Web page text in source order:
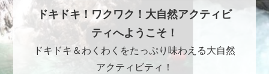
ドキドキ！ワクワク！大自然アクティビ
ティへようこそ！
ドキドキ＆わくわくをたっぷり味わえる大自然
アクティビティ！